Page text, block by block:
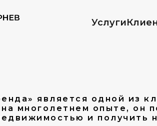
Услуги
является одной из
многолетнем опыте, он
и получить